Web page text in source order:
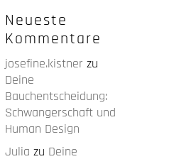
Neueste
Kommentare
josefine.kistner zu
Deine
Bauchentscheidung:
Schwangerschaft und
Human Design
Julia zu Deine